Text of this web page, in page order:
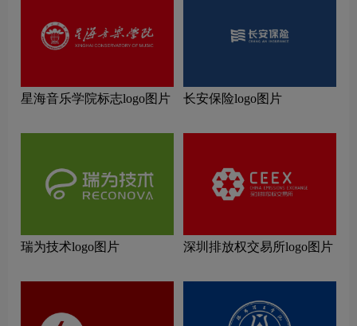
星海音乐学院标志logo图片 长安保险logo图片
瑞为技术logo图片 深圳排放权交易所logo图片